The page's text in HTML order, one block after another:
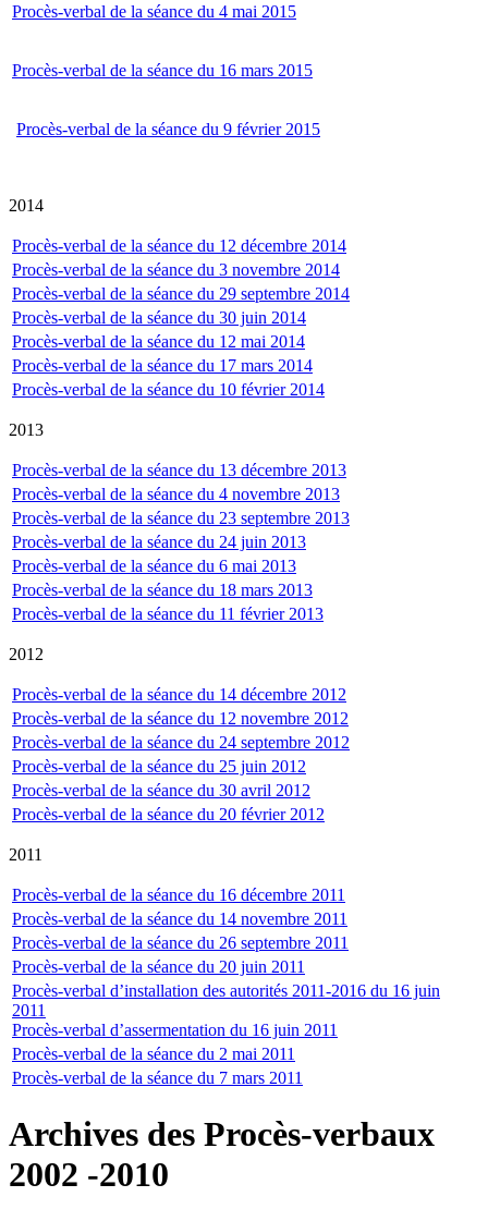
Procès-verbal de la séance du 4 mai 2015
Procès-verbal de la séance du 16 mars 2015
Procès-verbal de la séance du 9 février 2015
2014
Procès-verbal de la séance du 12 décembre 2014
Procès-verbal de la séance du 3 novembre 2014
Procès-verbal de la séance du 29 septembre 2014
Procès-verbal de la séance du 30 juin 2014
Procès-verbal de la séance du 12 mai 2014
Procès-verbal de la séance du 17 mars 2014
Procès-verbal de la séance du 10 février 2014
2013
Procès-verbal de la séance du 13 décembre 2013
Procès-verbal de la séance du 4 novembre 2013
Procès-verbal de la séance du 23 septembre 2013
Procès-verbal de la séance du 24 juin 2013
Procès-verbal de la séance du 6 mai 2013
Procès-verbal de la séance du 18 mars 2013
Procès-verbal de la séance du 11 février 2013
2012
Procès-verbal de la séance du 14 décembre 2012
Procès-verbal de la séance du 12 novembre 2012
Procès-verbal de la séance du 24 septembre 2012
Procès-verbal de la séance du 25 juin 2012
Procès-verbal de la séance du 30 avril 2012
Procès-verbal de la séance du 20 février 2012
2011
Procès-verbal de la séance du 16 décembre 2011
Procès-verbal de la séance du 14 novembre 2011
Procès-verbal de la séance du 26 septembre 2011
Procès-verbal de la séance du 20 juin 2011
Procès-verbal d’installation des autorités 2011-2016 du 16 juin
2011
Procès-verbal d’assermentation du 16 juin 2011
Procès-verbal de la séance du 2 mai 2011
Procès-verbal de la séance du 7 mars 2011
Archives des Procès-verbaux
2002 -2010